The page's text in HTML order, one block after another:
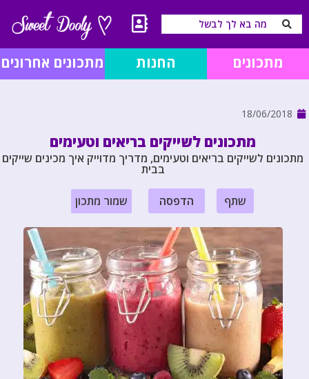
מתכונים החנות מתכונים אחרונים
18/06/2018
מתכונים לשייקים בריאים וטעימים
מתכונים לשייקים בריאים וטעימים, מדריך מדוייק איך מכינים שייקים
בבית
שתף הדפסה שמור מתכון